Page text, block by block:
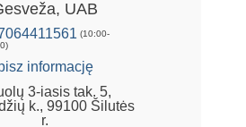
UAB
(10:00-
informację
3-iasis tak. 5,
k., 99100 Šilutės
r.